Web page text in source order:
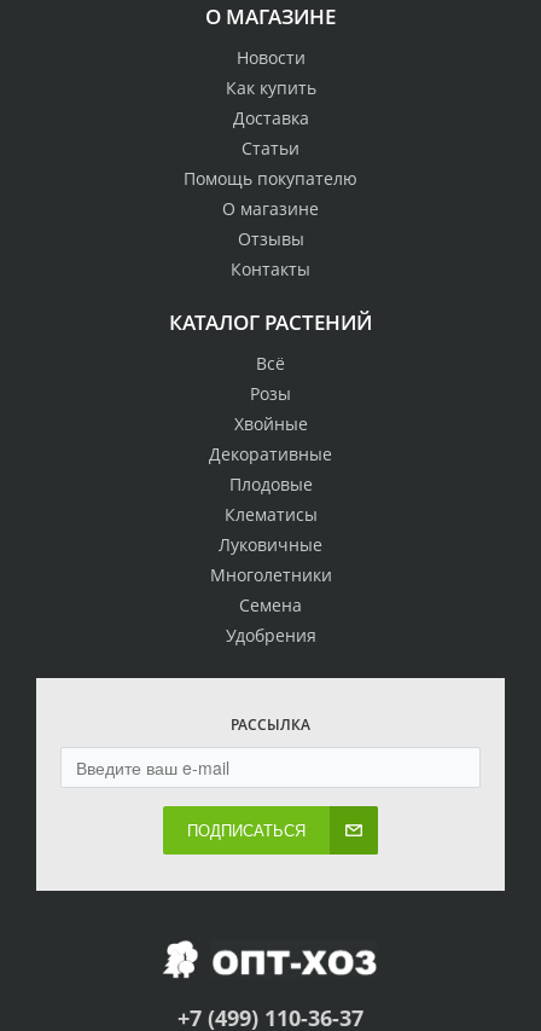
О МАГАЗИНЕ
Новости
Как купить
Доставка
Статьи
Помощь покупателю
О магазине
Отзывы
Контакты
КАТАЛОГ РАСТЕНИЙ
Всё
Розы
Хвойные
Декоративные
Плодовые
Клематисы
Луковичные
Многолетники
Семена
Удобрения
РАССЫЛКА
ПОДПИСАТЬСЯ
+7 (499) 110-36-37